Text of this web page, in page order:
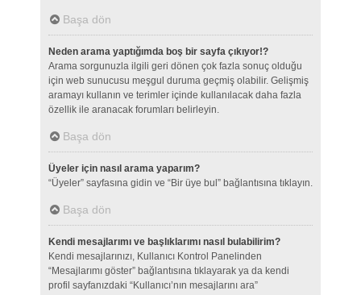
Başa dön
Neden arama yaptığımda boş bir sayfa çıkıyor!?
Arama sorgunuzla ilgili geri dönen çok fazla sonuç olduğu
için web sunucusu meşgul duruma geçmiş olabilir. Gelişmiş
aramayı kullanın ve terimler içinde kullanılacak daha fazla
özellik ile aranacak forumları belirleyin.
Başa dön
Üyeler için nasıl arama yaparım?
“Üyeler” sayfasına gidin ve “Bir üye bul” bağlantısına tıklayın.
Başa dön
Kendi mesajlarımı ve başlıklarımı nasıl bulabilirim?
Kendi mesajlarınızı, Kullanıcı Kontrol Panelinden
“Mesajlarımı göster” bağlantısına tıklayarak ya da kendi
profil sayfanızdaki “Kullanıcı’nın mesajlarını ara”